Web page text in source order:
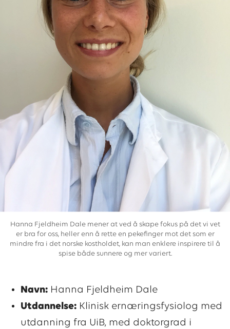
Hanna Fjeldheim Dale mener at ved å skape fokus på det vi vet
er bra for oss, heller enn å rette en pekefinger mot det som er
mindre fra i det norske kostholdet, kan man enklere inspirere til å
spise både sunnere og mer variert.
Navn: Hanna Fjeldheim Dale
Utdannelse: Klinisk ernæringsfysiolog med
utdanning fra UiB, med doktorgrad i